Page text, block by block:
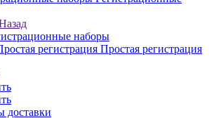
наборы
Простая регистрация
доставки